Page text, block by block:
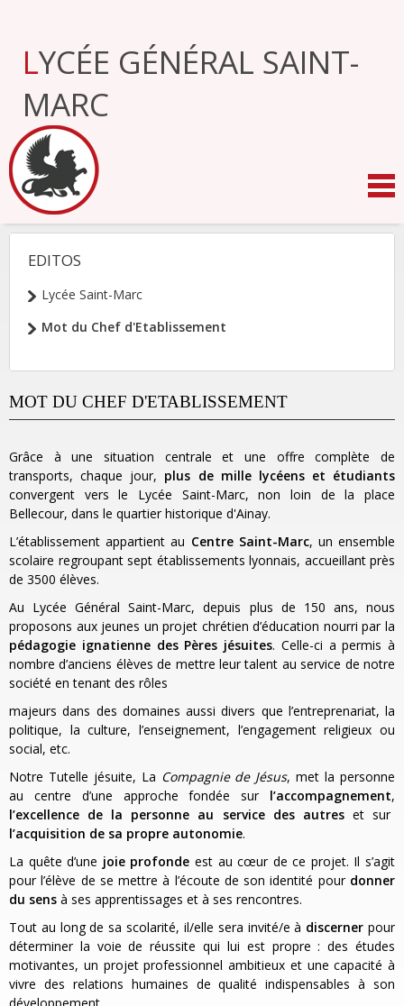
navigation
LYCÉE GÉNÉRAL SAINT-
MARC
NAVIGATION
EDITOS
Lycée Saint-Marc
Mot du Chef d'Etablissement
MOT DU CHEF D'ETABLISSEMENT
Grâce à une situation centrale et une offre complète de
transports, chaque jour, plus de mille lycéens et étudiants
convergent vers le Lycée Saint-Marc, non loin de la place
Bellecour, dans le quartier historique d'Ainay.
L’établissement appartient au Centre Saint-Marc, un ensemble
scolaire regroupant sept établissements lyonnais, accueillant près
de 3500 élèves.
Au Lycée Général Saint-Marc, depuis plus de 150 ans, nous
proposons aux jeunes un projet chrétien d’éducation nourri par la
pédagogie ignatienne des Pères jésuites. Celle-ci a permis à
nombre d’anciens élèves de mettre leur talent au service de notre
société en tenant des rôles
majeurs dans des domaines aussi divers que l’entreprenariat, la
politique, la culture, l’enseignement, l’engagement religieux ou
social, etc.
Notre Tutelle jésuite, La Compagnie de Jésus, met la personne
au centre d’une approche fondée surl’accompagnement,
l’excellence de la personne au service des autreset sur
l’acquisition de sa propre autonomie.
La quête d’une joie profonde est au cœur de ce projet. Il s’agit
pour l’élève de se mettre à l’écoute de son identité pourdonner
du sens à ses apprentissages et à ses rencontres.
Tout au long de sa scolarité, il/elle sera invité/e à discerner pour
déterminer la voie de réussite qui lui est propre : des études
motivantes, un projet professionnel ambitieux et une capacité à
vivre des relations humaines de qualité indispensables à son